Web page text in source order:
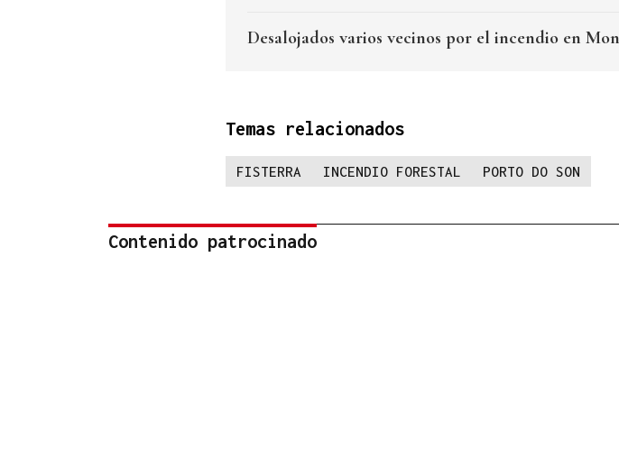
Desalojados varios vecinos por el incendio en
Temas relacionados
FISTERRA INCENDIO FORESTAL PORTO DO SON
Contenido patrocinado